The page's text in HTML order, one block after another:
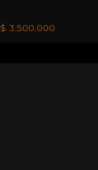
$ 3.500.000